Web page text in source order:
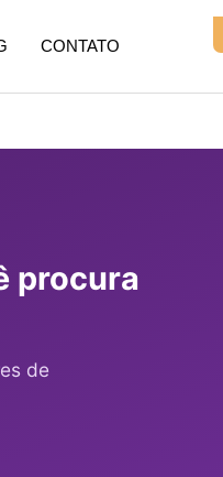
CONTATO
procura
de